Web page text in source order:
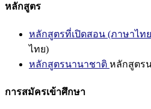
หลักสูตร
หลักสูตรที่เปิดสอน (ภาษาไท
ไทย)
หลักสูตรนานาชาติ หลักสูตร
การสมัครเข้าศึกษา